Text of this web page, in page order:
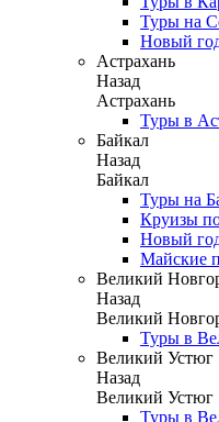
Туры на
Новый
Астрахань
Назад
Астрахань
Туры в
Байкал
Назад
Байкал
Туры на
Круизы
Новый
Майские
Великий
Назад
Великий
Туры в
Великий Устюг
Назад
Великий Устюг
Туры в